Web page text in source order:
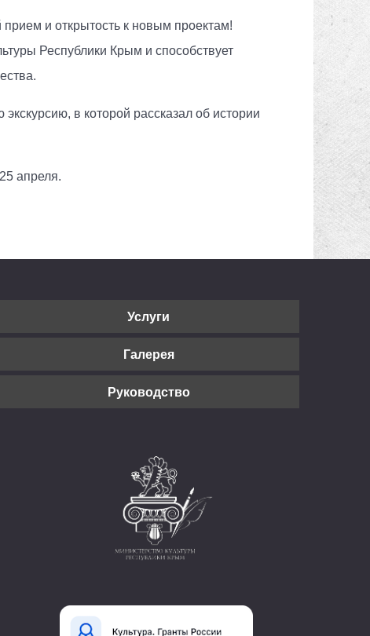
прием и открытость к новым проектам!
Республики Крым и способствует
в которой рассказал об истории
апреля.
Услуги
Галерея
Руководство